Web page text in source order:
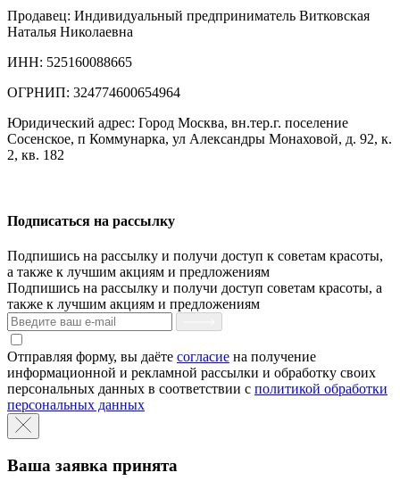
Продавец: Индивидуальный предприниматель Витковская
Наталья Николаевна
ИНН: 525160088665
ОГРНИП: 324774600654964
Юридический адрес: Город Москва, вн.тер.г. поселение
Сосенское, п Коммунарка, ул Александры Монаховой, д. 92, к.
2, кв. 182
Подписаться на рассылку
Подпишись на рассылку и получи доступ к советам красоты,
а также к лучшим акциям и предложениям
Подпишись на рассылку и получи доступ советам красоты, а
также к лучшим акциям и предложениям
Отправляя форму, вы даёте согласие на получение
информационной и рекламной рассылки и обработку своих
персональных данных в соответствии с политикой обработки
персональных данных
Ваша заявка принята